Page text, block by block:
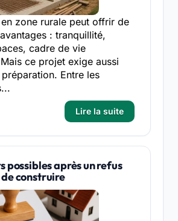
zone rurale peut offrir de
: tranquillité,
cadre de vie
ce projet exige aussi
Entre les
Lire la suite
possibles après un refus
construire